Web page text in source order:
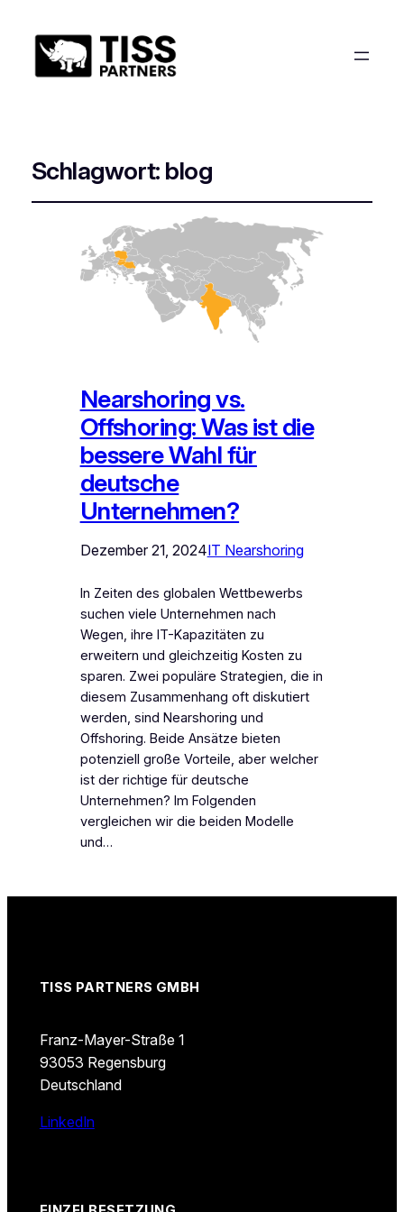
Schlagwort: blog
Nearshoring vs.
Offshoring: Was ist die
bessere Wahl für
deutsche
Unternehmen?
Dezember 21, 2024IT Nearshoring
In Zeiten des globalen Wettbewerbs
suchen viele Unternehmen nach
Wegen, ihre IT-Kapazitäten zu
erweitern und gleichzeitig Kosten zu
sparen. Zwei populäre Strategien, die in
diesem Zusammenhang oft diskutiert
werden, sind Nearshoring und
Offshoring. Beide Ansätze bieten
potenziell große Vorteile, aber welcher
ist der richtige für deutsche
Unternehmen? Im Folgenden
vergleichen wir die beiden Modelle
und…
TISS PARTNERS GMBH
Franz-Mayer-Straße 1
93053 Regensburg
Deutschland
LinkedIn